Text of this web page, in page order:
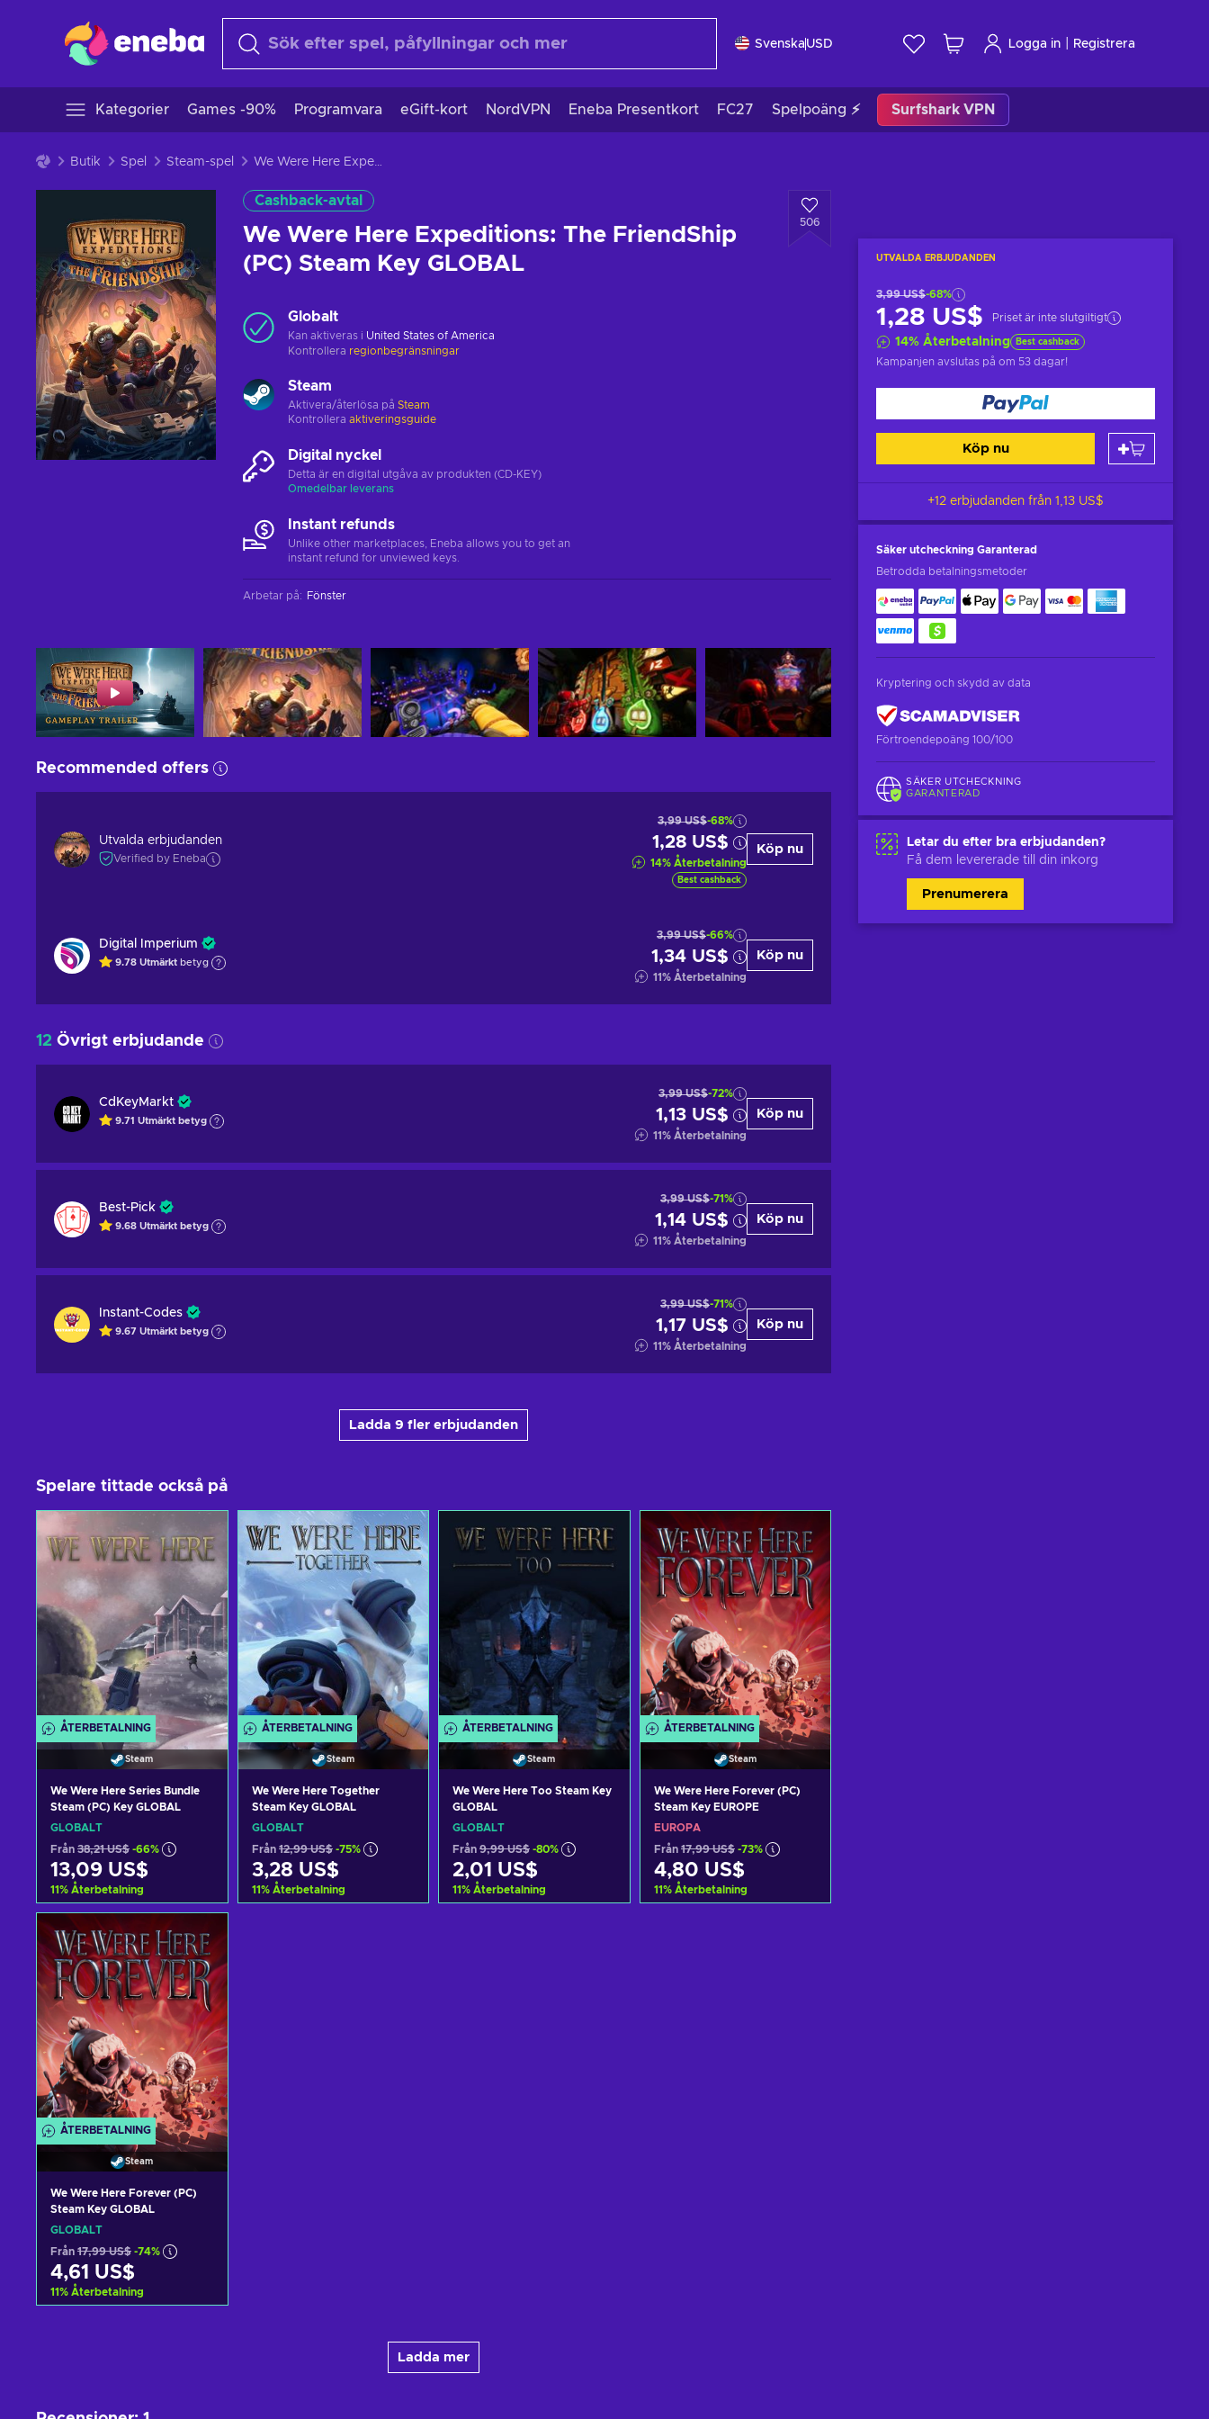
Svenska USD Logga in Registrera
Kategorier Games -90% Programvara eGift-kort NordVPN Eneba Presentkort FC27 Spelpoäng ⚡ Surfshark VPN
Butik Spel Steam-spel We Were Here Expeditions: The FriendShip (PC) Steam Key GLOBAL
Cashback-avtal
We Were Here Expeditions: The FriendShip
(PC) Steam Key GLOBAL
506
UTVALDA ERBJUDANDEN
3,99 US$-68%
1,28 US$ Priset är inte slutgiltigt
14% Återbetalning Best cashback
Kampanjen avslutas på om 53 dagar!
Köp nu
+12 erbjudanden från 1,13 US$
Säker utcheckning Garanterad
Betrodda betalningsmetoder
Kryptering och skydd av data
Förtroendepoäng 100/100
SÄKER UTCHECKNING
GARANTERAD
Letar du efter bra erbjudanden?
Få dem levererade till din inkorg
Prenumerera
Globalt
Kan aktiveras i United States of America
Kontrollera regionbegränsningar
Steam
Aktivera/återlösa på Steam
Kontrollera aktiveringsguide
Digital nyckel
Detta är en digital utgåva av produkten (CD-KEY)
Omedelbar leverans
Instant refunds
Unlike other marketplaces, Eneba allows you to get an
instant refund for unviewed keys.
Arbetar på: Fönster
Recommended offers
Utvalda erbjudanden
Verified by Eneba
3,99 US$-68%
1,28 US$
14% Återbetalning
Best cashback
Köp nu
Digital Imperium
9.78 Utmärkt betyg
3,99 US$-66%
1,34 US$
11% Återbetalning
Köp nu
12 Övrigt erbjudande
CdKeyMarkt
9.71 Utmärkt betyg
3,99 US$-72%
1,13 US$
11% Återbetalning
Köp nu
Best-Pick
9.68 Utmärkt betyg
3,99 US$-71%
1,14 US$
11% Återbetalning
Köp nu
Instant-Codes
9.67 Utmärkt betyg
3,99 US$-71%
1,17 US$
11% Återbetalning
Köp nu
Ladda 9 fler erbjudanden
Spelare tittade också på
ÅTERBETALNING
Steam
We Were Here Series Bundle
Steam (PC) Key GLOBAL
GLOBALT
Från 38,21 US$ -66%
13,09 US$
11% Återbetalning
Lägg till i varukorgen
View offers
ÅTERBETALNING
Steam
We Were Here Together
Steam Key GLOBAL
GLOBALT
Från 12,99 US$ -75%
3,28 US$
11% Återbetalning
ÅTERBETALNING
Steam
We Were Here Too Steam Key
GLOBAL
GLOBALT
Från 9,99 US$ -80%
2,01 US$
11% Återbetalning
ÅTERBETALNING
Steam
We Were Here Forever (PC)
Steam Key EUROPE
EUROPA
Från 17,99 US$ -73%
4,80 US$
11% Återbetalning
ÅTERBETALNING
Steam
We Were Here Forever (PC)
Steam Key GLOBAL
GLOBALT
Från 17,99 US$ -74%
4,61 US$
11% Återbetalning
Ladda mer